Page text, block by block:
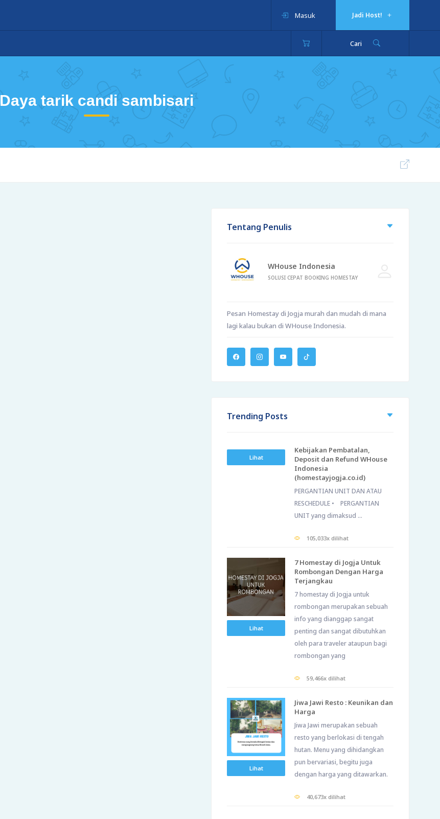
Jadi Host!
Masuk
Cari
Daya tarik candi sambisari
Tentang Penulis
WHouse Indonesia
SOLUSI CEPAT BOOKING HOMESTAY
Pesan Homestay di Jogja murah dan mudah di mana
lagi kalau bukan di WHouse Indonesia.
Trending Posts
Lihat
Kebijakan Pembatalan,
Deposit dan Refund WHouse
Indonesia
(homestayjogja.co.id)
PERGANTIAN UNIT DAN ATAU
RESCHEDULE • PERGANTIAN
UNIT yang dimaksud ...
105,033x dilihat
Lihat
7 Homestay di Jogja Untuk
Rombongan Dengan Harga
Terjangkau
7 homestay di Jogja untuk
rombongan merupakan sebuah
info yang dianggap sangat
penting dan sangat dibutuhkan
oleh para traveler ataupun bagi
rombongan yang
59,466x dilihat
Lihat
Jiwa Jawi Resto : Keunikan dan
Harga
Jiwa Jawi merupakan sebuah
resto yang berlokasi di tengah
hutan. Menu yang dihidangkan
pun bervariasi, begitu juga
dengan harga yang ditawarkan.
40,673x dilihat